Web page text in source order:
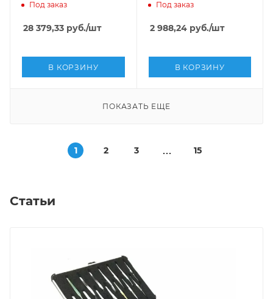
DELRIN,Sipel, 1400-9-BR
Под заказ
28 379,33 руб./шт
В КОРЗИНУ
DELRIN,Sipel, 1402-AL
Под заказ
2 988,24руб./шт
В КОРЗИНУ
ПОКАЗАТЬ ЕЩЕ
1 2 3 15
Статьи